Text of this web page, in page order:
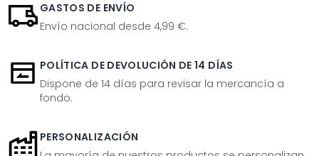
GASTOS DE ENVÍO
Envío nacional desde 4,99 €.
POLÍTICA DE DEVOLUCIÓN DE 14 DÍAS
Dispone de 14 días para revisar la mercancía a
fondo.
PERSONALIZACIÓN